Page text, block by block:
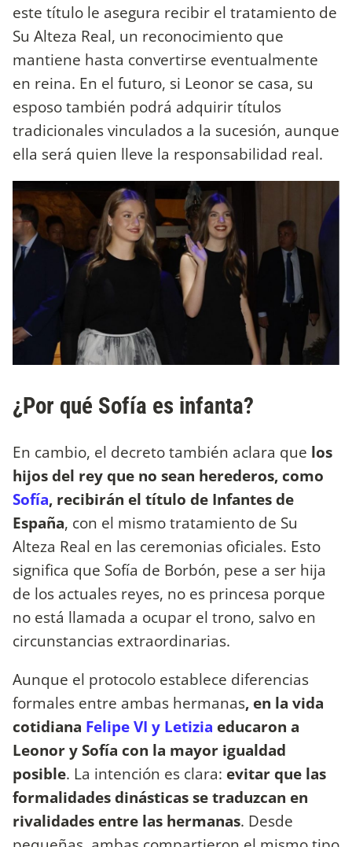
este título le asegura recibir el tratamiento de
Su Alteza Real, un reconocimiento que
mantiene hasta convertirse eventualmente
en reina. En el futuro, si Leonor se casa, su
esposo también podrá adquirir títulos
tradicionales vinculados a la sucesión, aunque
ella será quien lleve la responsabilidad real.
¿Por qué Sofía es infanta?
En cambio, el decreto también aclara que los
hijos del rey que no sean herederos, como
Sofía, recibirán el título de Infantes de
España, con el mismo tratamiento de Su
Alteza Real en las ceremonias oficiales. Esto
significa que Sofía de Borbón, pese a ser hija
de los actuales reyes, no es princesa porque
no está llamada a ocupar el trono, salvo en
circunstancias extraordinarias.
Aunque el protocolo establece diferencias
formales entre ambas hermanas, en la vida
cotidiana Felipe VI y Letizia educaron a
Leonor y Sofía con la mayor igualdad
posible. La intención es clara: evitar que las
formalidades dinásticas se traduzcan en
rivalidades entre las hermanas. Desde